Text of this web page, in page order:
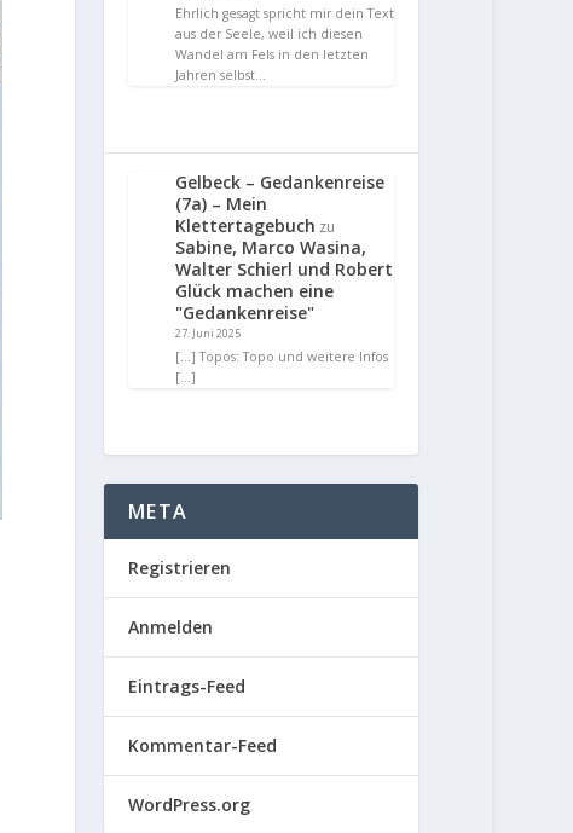
Ehrlich gesagt spricht mir dein Text
aus der Seele, weil ich diesen
Wandel am Fels in den letzten
Jahren selbst…
Gelbeck – Gedankenreise
(7a) – Mein
Klettertagebuch zu
Sabine, Marco Wasina,
Walter Schierl und Robert
Glück machen eine
"Gedankenreise"
27. Juni 2025
[…] Topos: Topo und weitere Infos
[…]
META
Registrieren
Anmelden
Eintrags-Feed
Kommentar-Feed
WordPress.org